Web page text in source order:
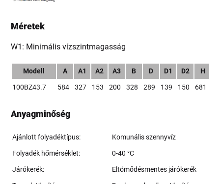
Méretek
W1: Minimális vízszintmagasság
Modell A A1 A2 A3 B D D1 D2 H
100BZ43.7 584 327 153 200 328 289 139 150 681
Anyagminőség
Ajánlott folyadéktípus: Komunális szennyvíz
Folyadék hőmérséklet: 0-40 °C
Járókerék: Eltömődésmentes járókerék